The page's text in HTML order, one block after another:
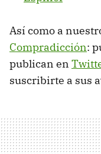
Así como a
Compradicción:
publican en
suscribirte a sus